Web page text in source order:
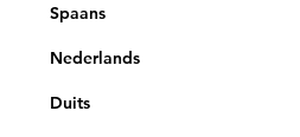
Spaans
Nederlands
Duits